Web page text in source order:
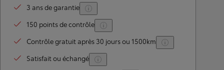
3 ans de garantie
150 points de contrôle
Contrôle gratuit après 30 jours ou 1500km
Satisfait ou échangé